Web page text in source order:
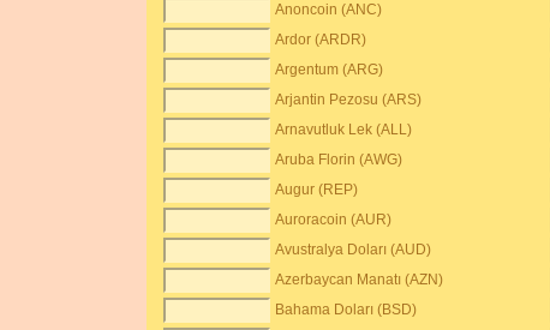
Anoncoin (ANC)
Ardor (ARDR)
Argentum (ARG)
Arjantin Pezosu (ARS)
Arnavutluk Lek (ALL)
Aruba Florin (AWG)
Augur (REP)
Auroracoin (AUR)
Avustralya Doları (AUD)
Azerbaycan Manatı (AZN)
Bahama Doları (BSD)